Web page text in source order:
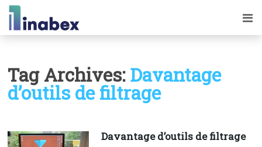
Tag Archives: Davantage
d’outils de filtrage
Davantage d’outils de filtrage